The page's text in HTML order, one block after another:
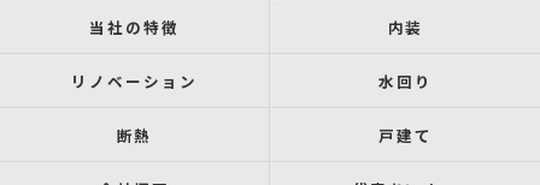
当社の特徴 内装
リノベーション 水回り
断熱 戸建て